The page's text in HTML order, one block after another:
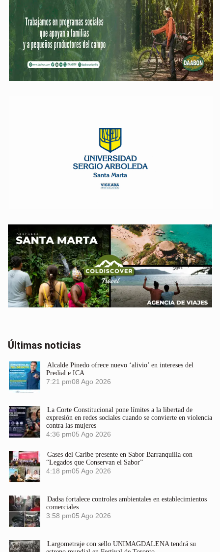
Últimas noticias
Alcalde Pinedo ofrece nuevo ‘alivio’ en intereses del
Predial e ICA
7:21 pm08 Ago 2026
La Corte Constitucional pone límites a la libertad de
expresión en redes sociales cuando se convierte en violencia
contra las mujeres
4:36 pm05 Ago 2026
Gases del Caribe presente en Sabor Barranquilla con
“Legados que Conservan el Sabor”
4:18 pm05 Ago 2026
Dadsa fortalece controles ambientales en establecimientos
comerciales
3:58 pm05 Ago 2026
Largometraje con sello UNIMAGDALENA tendrá su